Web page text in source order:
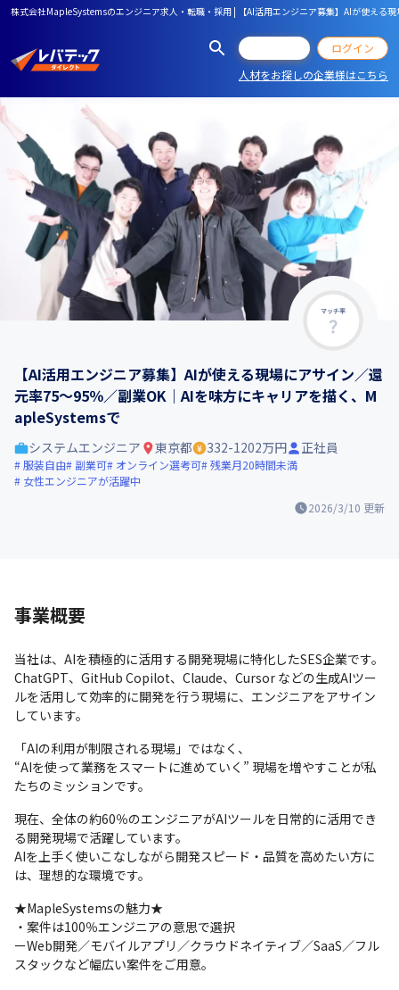
株式会社MapleSystemsのエンジニア求人・転職・採用 | 【AI活用エンジニア募集】AIが使え
ログイン
人材をお探しの企業様はこちら
マッチ率
【AI活用エンジニア募集】AIが使える現場にアサイン／還
元率75〜95％／副業OK｜AIを味方にキャリアを描く、M
apleSystemsで
2026/3/10 更新
システムエンジニア 東京都 332-1202万円 正社員
服装自由 副業可 オンライン選考可 残業月20時間未満
女性エンジニアが活躍中
事業概要
当社は、AIを積極的に活用する開発現場に特化したSES企業です。
ChatGPT、GitHub Copilot、Claude、Cursor などの生成AIツー
ルを活用して効率的に開発を行う現場に、エンジニアをアサイン
しています。
「AIの利用が制限される現場」ではなく、
“AIを使って業務をスマートに進めていく” 現場を増やすことが私
たちのミッションです。
現在、全体の約60％のエンジニアがAIツールを日常的に活用でき
る開発現場で活躍しています。
AIを上手く使いこなしながら開発スピード・品質を高めたい方に
は、理想的な環境です。
★MapleSystemsの魅力★
・案件は100％エンジニアの意思で選択
ーWeb開発／モバイルアプリ／クラウドネイティブ／SaaS／フル
スタックなど幅広い案件をご用意。